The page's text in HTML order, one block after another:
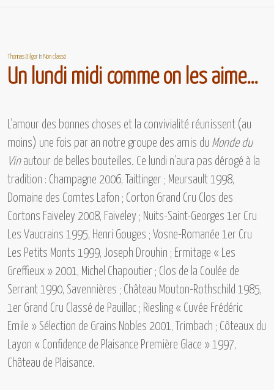
Thomas Bilger InNon classé
Un lundi midi comme on les aime…
L’amour des bonnes choses et la convivialité réunissent (au
moins) une fois par an notre groupe des amis du Monde du
Vinautour de belles bouteilles. Ce lundi n’aura pas dérogé à la
tradition : Champagne 2006, Taittinger ; Meursault 1998,
Domaine des Comtes Lafon ; Corton Grand Cru Clos des
Cortons Faiveley 2008, Faiveley ; Nuits-Saint-Georges 1er Cru
Les Vaucrains 1995, Henri Gouges ; Vosne-Romanée 1er Cru
Les Petits Monts 1999, Joseph Drouhin ; Ermitage « Les
Greffieux » 2001, Michel Chapoutier ; Clos de la Coulée de
Serrant 1990, Savennières ; Château Mouton-Rothschild 1985,
1er Grand Cru Classé de Pauillac ; Riesling « Cuvée Frédéric
Emile » Sélection de Grains Nobles 2001, Trimbach ; Côteaux du
Layon « Confidence de Plaisance Première Glace » 1997,
Château de Plaisance.